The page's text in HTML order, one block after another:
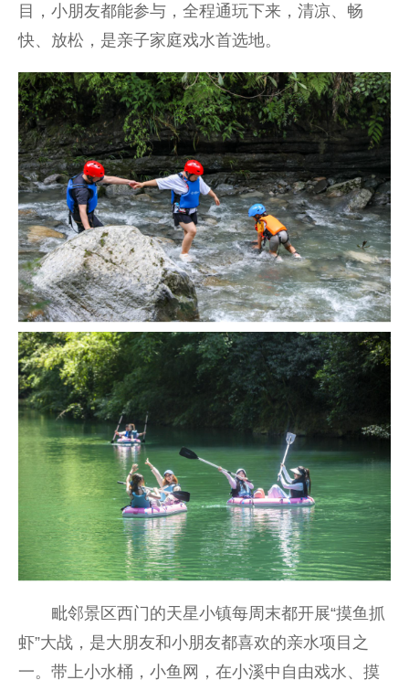
目，小朋友都能参与，全程通玩下来，清凉、畅
快、放松，是亲子家庭戏水首选地。
毗邻景区西门的天星小镇每周末都开展“摸鱼抓
虾”大战，是大朋友和小朋友都喜欢的亲水项目之
一。带上小水桶，小鱼网，在小溪中自由戏水、摸